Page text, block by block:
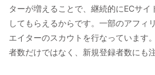
ターが増えることで、継続的にECサ
してもらえるからです。一部のアフィ
エイターのスカウトを行なっています
者数だけではなく、新規登録者数にも